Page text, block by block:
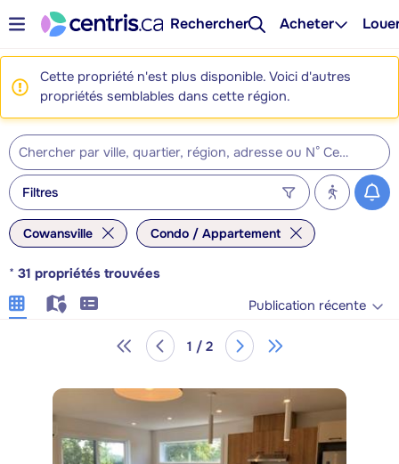
Rechercher Acheter
Cette propriété n'est plus disponible. Voici d'autres
propriétés semblables dans cette région.
Filtres
Cowansville Condo / Appartement
* 31 propriétés trouvées
Publication récente
1 / 2